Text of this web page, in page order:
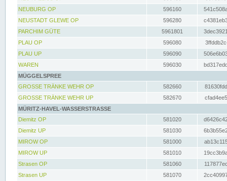
NEUBURG OP
596160
NEUSTADT GLEWE OP
596280
PARCHIM GÜTE
5961801
PLAU OP
596080
PLAU UP
596090
WAREN
596030
MÜGGELSPREE
GROSSE TRÄNKE WEHR OP
582660
GROSSE TRÄNKE WEHR UP
582670
MÜRITZ-HAVEL-WASSERSTRASSE
Diemitz OP
581020
Diemitz UP
581030
MIROW OP
581000
MIROW UP
581010
Strasen OP
581060
Strasen UP
581070